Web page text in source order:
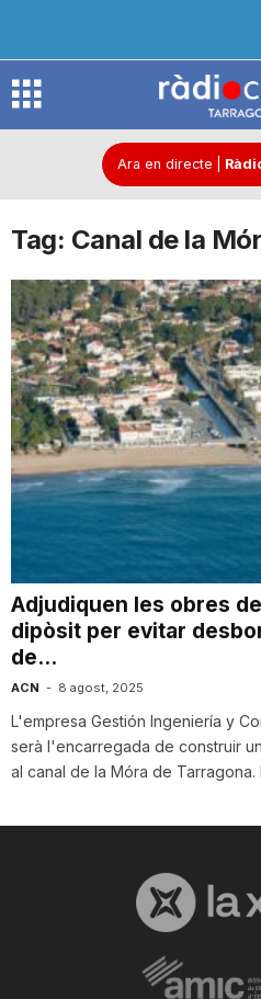
R
d
o
C
u
a
Ara en directe
Tag: Canal de la
Adjudiquen les obres
dipòsit per evitar
de...
ACN - 8 agost, 2025
L'empresa Gestión Ingeniería y
serà l'encarregada de construir
al canal de la Móra de Tarragona.